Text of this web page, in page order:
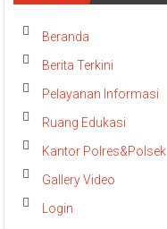
Beranda
Berita Terkini
Pelayanan Informasi
Ruang Edukasi
Kantor Polres&Polsek
Gallery Video
Login